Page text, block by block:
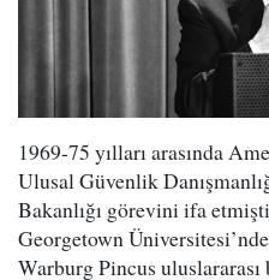
1969-75 yılları arasında
Ulusal Güvenlik
Bakanlığı görevini ifa
Georgetown
Warburg Pincus uluslararası